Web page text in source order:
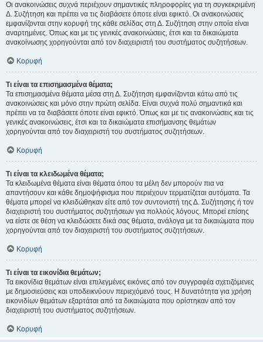
Οι ανακοινώσεις συχνά περιέχουν σημαντικές πληροφορίες για τη συγκεκριμένη
Δ. Συζήτηση και πρέπει να τις διαβάσετε όποτε είναι εφικτό. Οι ανακοινώσεις
εμφανίζονται στην κορυφή της κάθε σελίδας στη Δ. Συζήτηση στην οποία είναι
αναρτημένες. Όπως και με τις γενικές ανακοινώσεις, έτσι και τα δικαιώματα
ανακοίνωσης χορηγούνται από τον διαχειριστή του συστήματος συζητήσεων.
Κορυφή
Τι είναι τα επισημασμένα θέματα;
Τα επισημασμένα θέματα μέσα στη Δ. Συζήτηση εμφανίζονται κάτω από τις
ανακοινώσεις και μόνο στην πρώτη σελίδα. Είναι συχνά πολύ σημαντικά και
πρέπει να τα διαβάσετε όποτε είναι εφικτό. Όπως και με τις ανακοινώσεις και τις
γενικές ανακοινώσεις, έτσι και τα δικαιώματα επισήμανσης θεμάτων
χορηγούνται από τον διαχειριστή του συστήματος συζητήσεων.
Κορυφή
Τι είναι τα κλειδωμένα θέματα;
Τα κλειδωμένα θέματα είναι θέματα όπου τα μέλη δεν μπορούν πια να
απαντήσουν και κάθε δημοψήφισμα που περιέχουν τερματίζεται αυτόματα. Τα
θέματα μπορεί να κλειδώθηκαν είτε από τον συντονιστή της Δ. Συζήτησης ή τον
διαχειριστή του συστήματος συζητήσεων για πολλούς λόγους. Μπορεί επίσης
να είστε σε θέση να κλειδώσετε δικά σας θέματα, ανάλογα με τα δικαιώματα που
χορηγούνται από τον διαχειριστή του συστήματος συζητήσεων.
Κορυφή
Τι είναι τα εικονίδια θεμάτων;
Τα εικονίδια θεμάτων είναι επιλεγμένες εικόνες από τον συγγραφέα σχετιζόμενες
με δημοσιεύσεις και υποδεικνύουν περιεχόμενό τους. Η δυνατότητα για χρήση
εικονιδίων θεμάτων εξαρτάται από τα δικαιώματα που ορίστηκαν από τον
διαχειριστή του συστήματος συζητήσεων.
Κορυφή